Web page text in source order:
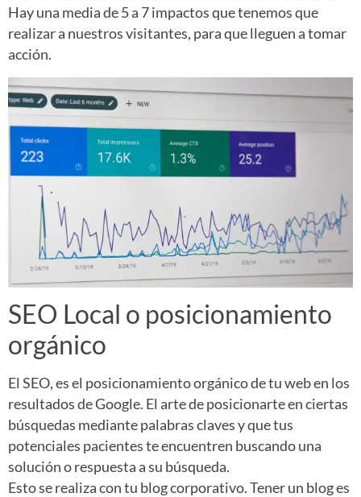
Hay una media de 5 a 7 impactos que tenemos que
realizar a nuestros visitantes, para que lleguen a tomar
acción.
SEO Local o posicionamiento
orgánico
El SEO, es el posicionamiento orgánico de tu web en los
resultados de Google. El arte de posicionarte en ciertas
búsquedas mediante palabras claves y que tus
potenciales pacientes te encuentren buscando una
solución o respuesta a su búsqueda.
Esto se realiza con tu blog corporativo. Tener un blog es